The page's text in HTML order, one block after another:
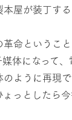
屋が装丁す
命というこ
媒体になって
のように再現
ょっとしたら